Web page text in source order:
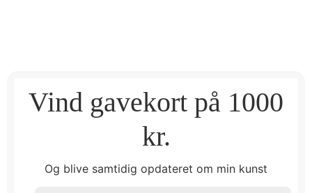
Vind gavekort på 1000
kr.
Og blive samtidig opdateret om min kunst